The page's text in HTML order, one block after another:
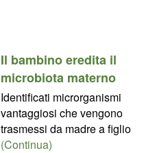
Il bambino eredita il
microbiota materno
Identificati microrganismi
vantaggiosi che vengono
trasmessi da madre a figlio
(Continua)